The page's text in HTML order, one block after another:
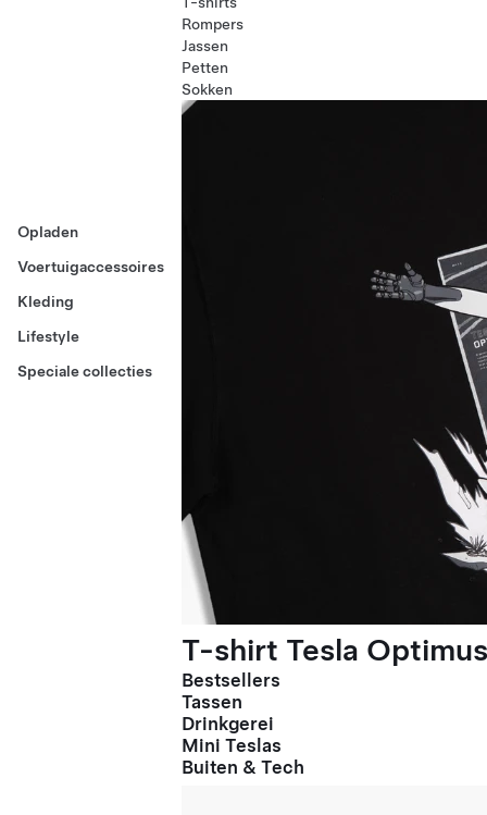
Opladen
Voertuigaccessoires
Kleding
Lifestyle
Speciale collecties
Rompers
Jassen
Petten
Sokken
T-shirt Tesla
Bestsellers
Tassen
Drinkgerei
Mini Teslas
Buiten & Tech